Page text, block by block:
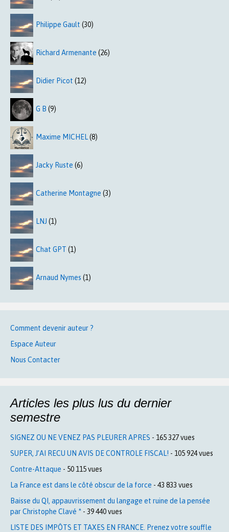
Philippe Gault (30)
Richard Armenante (26)
Didier Picot (12)
G B (9)
Maxime MICHEL(8)
Jacky Ruste (6)
Catherine Montagne (3)
LNJ (1)
Chat GPT (1)
Arnaud Nymes (1)
Comment devenir auteur ?
Espace Auteur
Nous Contacter
Articles les plus lus du dernier
semestre
SIGNEZ OU NE VENEZ PAS PLEURER APRES - 165 327 vues
SUPER, J’AI RECU UN AVIS DE CONTROLE FISCAL! - 105 924 vues
Contre-Attaque - 50 115 vues
La France est dans le côté obscur de la force - 43 833 vues
Baisse du QI, appauvrissement du langage et ruine de la pensée
par Christophe Clavé * - 39 440 vues
LISTE DES IMPÔTS ET TAXES EN FRANCE. Prenez votre souffle